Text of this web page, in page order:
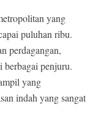
yang
puluhan ribu.
perdagangan,
berbagai penjuru.
yang
indah yang sangat